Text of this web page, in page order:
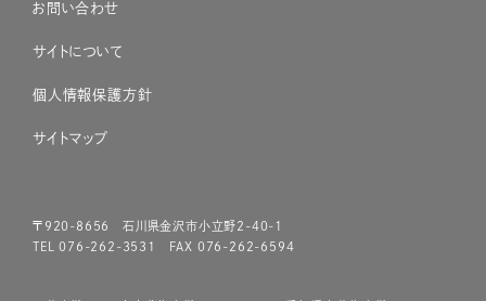
お問い合わせ
サイトについて
個人情報保護方針
サイトマップ
〒920-8656 石川県金沢市小立野2-40-1
TEL 076-262-3531 FAX 076-262-6594